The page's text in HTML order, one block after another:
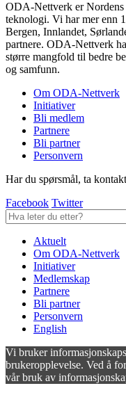
ODA-Nettverk er
teknologi. Vi har mer enn
Bergen, Innlandet,
partnere. ODA-Nettverk
større mangfold til bedre
og samfunn.
Om ODA-Nettverk
Initiativer
Bli medlem
Partnere
Bli partner
Personvern
Har du spørsmål, ta
Facebook Twitter
Aktuelt
Om ODA-Nettverk
Initiativer
Medlemskap
Partnere
Bli partner
Personvern
English
Vi bruker
brukeropplevelse. Ved å
vår bruk av